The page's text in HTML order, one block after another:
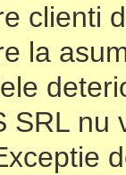
clienti
la
SRL